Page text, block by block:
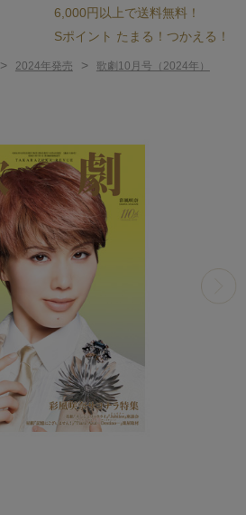
6,000円以上で送料無料！
Sポイント たまる！つかえる！
> 2024年発売 > 歌劇10月号（2024年）